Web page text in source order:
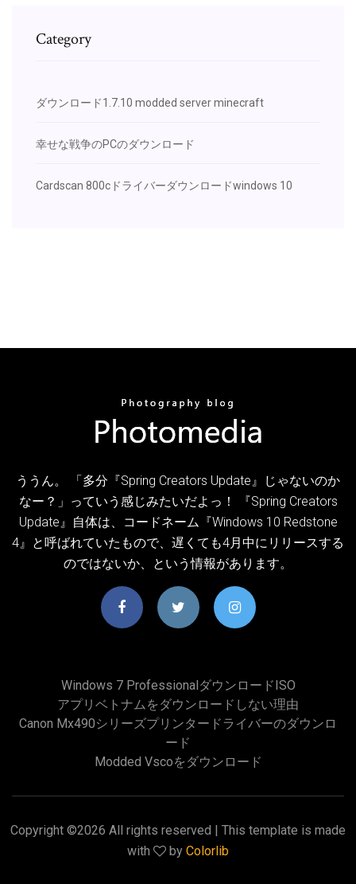
Category
ダウンロード1.7.10 modded server minecraft
幸せな戦争のPCのダウンロード
Cardscan 800cドライバーダウンロードwindows 10
ううん。 「多分『Spring Creators Update』じゃないのか
なー？」っていう感じみたいだよっ！ 『Spring Creators
Update』自体は、コードネーム『Windows 10 Redstone
4』と呼ばれていたもので、遅くても4月中にリリースする
のではないか、という情報があります。
Windows 7 ProfessionalダウンロードISO
アプリベトナムをダウンロードしない理由
Canon Mx490シリーズプリンタードライバーのダウンロ
ード
Modded Vscoをダウンロード
Copyright ©2026 All rights reserved | This template is made
with
by Colorlib